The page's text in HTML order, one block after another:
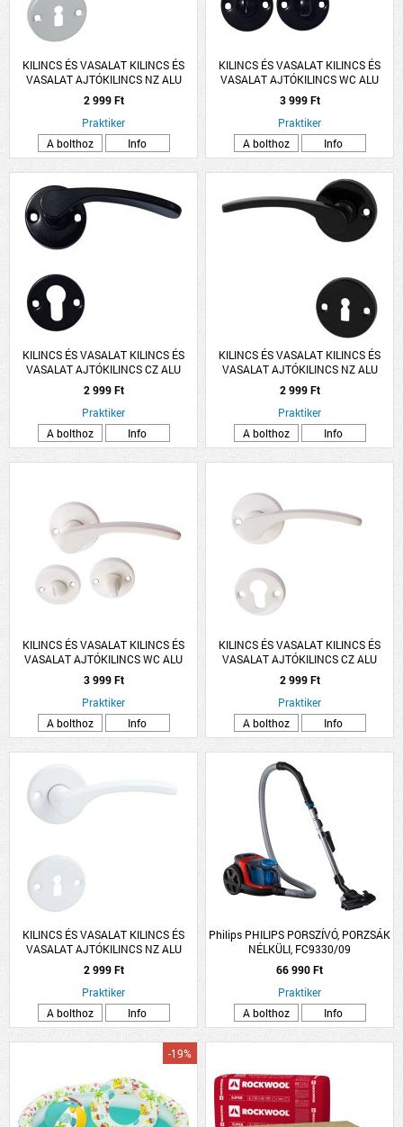
KILINCS ÉS VASALAT KILINCS ÉS
VASALAT AJTÓKILINCS NZ ALU
SZÜRKE LANA ROZETTÁS
2 999 Ft
Praktiker
A bolthoz
Info
KILINCS ÉS VASALAT KILINCS ÉS
VASALAT AJTÓKILINCS WC ALU
FEKETE LANA ROZETTÁS
3 999 Ft
Praktiker
A bolthoz
Info
KILINCS ÉS VASALAT KILINCS ÉS
VASALAT AJTÓKILINCS CZ ALU
FEKETE LANA ROZETTÁS
2 999 Ft
Praktiker
A bolthoz
Info
KILINCS ÉS VASALAT KILINCS ÉS
VASALAT AJTÓKILINCS NZ ALU
FEKETE LANA ROZETTÁS
2 999 Ft
Praktiker
A bolthoz
Info
KILINCS ÉS VASALAT KILINCS ÉS
VASALAT AJTÓKILINCS WC ALU
FEHÉR LANA ROZETTÁS
3 999 Ft
Praktiker
A bolthoz
Info
KILINCS ÉS VASALAT KILINCS ÉS
VASALAT AJTÓKILINCS CZ ALU
FEHÉR LANA ROZETTÁS
2 999 Ft
Praktiker
A bolthoz
Info
KILINCS ÉS VASALAT KILINCS ÉS
VASALAT AJTÓKILINCS NZ ALU
FEHÉR LANA ROZETTÁS
2 999 Ft
Praktiker
A bolthoz
Info
Philips PHILIPS PORSZÍVÓ, PORZSÁK
NÉLKÜLI, FC9330/09
66 990 Ft
Praktiker
A bolthoz
Info
-19%